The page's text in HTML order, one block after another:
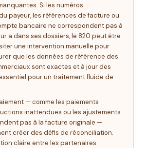
Si les numéros
payeur, les références de facture ou
bancaire ne correspondent pas à
a dans ses dossiers, le 820 peut être
une intervention manuelle pour
que les données de référence des
sont exactes et à jour des
pour un traitement fluide de
— comme les paiements
inattendues ou les ajustements
pas à la facture originale —
créer des défis de réconciliation.
claire entre les partenaires